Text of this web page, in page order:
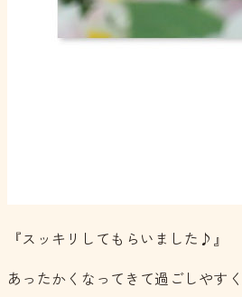
『スッキリしてもらいました♪』
あったかくなってきて過ごしやす